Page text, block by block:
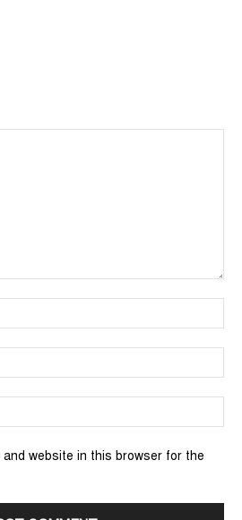
and website in this browser for the